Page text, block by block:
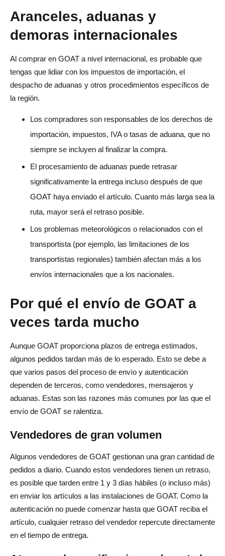
Aranceles, aduanas y
demoras internacionales
Al comprar en GOAT a nivel internacional, es probable que
tengas que lidiar con los impuestos de importación, el
despacho de aduanas y otros procedimientos específicos de
la región.
Los compradores son responsables de los derechos de
importación, impuestos, IVA o tasas de aduana, que no
siempre se incluyen al finalizar la compra.
El procesamiento de aduanas puede retrasar
significativamente la entrega incluso después de que
GOAT haya enviado el artículo. Cuanto más larga sea la
ruta, mayor será el retraso posible.
Los problemas meteorológicos o relacionados con el
transportista (por ejemplo, las limitaciones de los
transportistas regionales) también afectan más a los
envíos internacionales que a los nacionales.
Por qué el envío de GOAT a
veces tarda mucho
Aunque GOAT proporciona plazos de entrega estimados,
algunos pedidos tardan más de lo esperado. Esto se debe a
que varios pasos del proceso de envío y autenticación
dependen de terceros, como vendedores, mensajeros y
aduanas. Estas son las razones más comunes por las que el
envío de GOAT se ralentiza.
Vendedores de gran volumen
Algunos vendedores de GOAT gestionan una gran cantidad de
pedidos a diario. Cuando estos vendedores tienen un retraso,
es posible que tarden entre 1 y 3 días hábiles (o incluso más)
en enviar los artículos a las instalaciones de GOAT. Como la
autenticación no puede comenzar hasta que GOAT reciba el
artículo, cualquier retraso del vendedor repercute directamente
en el tiempo de entrega.